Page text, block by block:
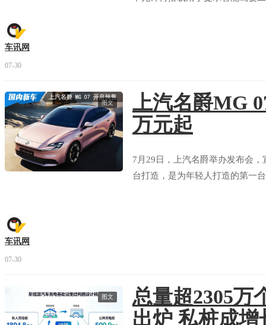
车讯网
07-30
图文
上汽名爵MG
万元起
7月29日，上汽名爵举办发布会
台打造，是为年轻人打造的第一
车讯网
07-30
图文
总量超2305万
出炉 私桩成增
全部拆解 启辰 大V DDi
大众 朗逸
评分
部分拆解 欧拉 欧拉闪电猫